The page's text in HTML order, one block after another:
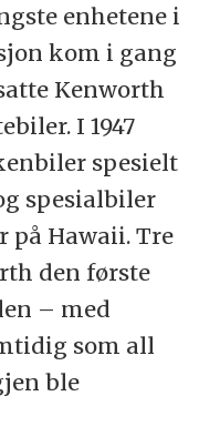
enhetene i
kom i gang
Kenworth
I 1947
spesielt
spesialbiler
på Hawaii. Tre
den første
– med
som all
ble